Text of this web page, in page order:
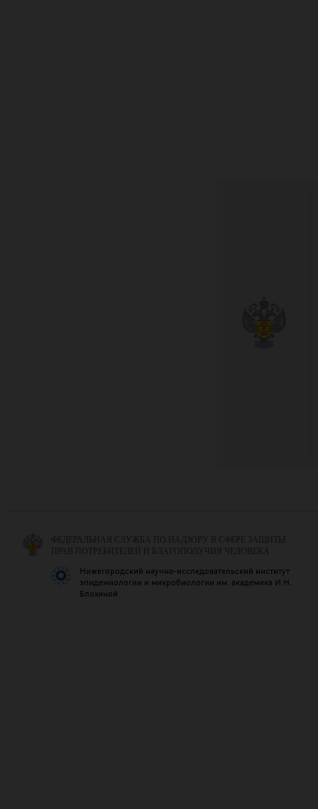
ФЕДЕРАЛЬНАЯ СЛУЖБА ПО НАДЗОРУ В СФЕРЕ ЗАЩИТЫ
ПРАВ ПОТРЕБИТЕЛЕЙ И БЛАГОПОЛУЧИЯ ЧЕЛОВЕКА
Нижегородский научно-исследовательский институт
эпидемиологии и микробиологии им. академика И.Н.
Блохиной